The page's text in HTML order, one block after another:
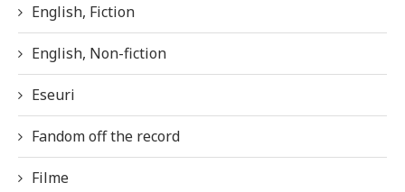
English, Fiction
English, Non-fiction
Eseuri
Fandom off the record
Filme